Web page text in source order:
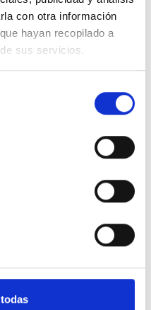
con otra información
hayan recopilado a
sus servicios.
de Lachina
una vida entera cotizando
01 Jul. 2016
VALORAR